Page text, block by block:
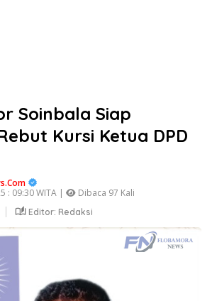
Soinbala Siap
Kursi Ketua DPD
: 09:30 WITA |
Dibaca 97 Kali
Editor: Redaksi